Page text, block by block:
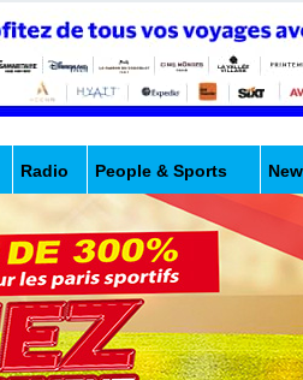
Radio People & Sports